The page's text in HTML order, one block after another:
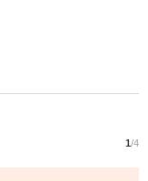
1/4